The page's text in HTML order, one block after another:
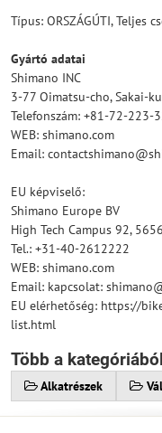
Típus: ORSZÁGÚTI, Teljes
Gyártó adatai
Shimano INC
3-77 Oimatsu-cho, Sakai-
Telefonszám: +81-72-
WEB: shimano.com
Email:
EU képviselő:
Shimano Europe BV
High Tech Campus 92,
Tel.: +31-40-2612222
WEB: shimano.com
Email: kapcsolat:
EU elérhetőség: https://
list.html
Több a kategóriából
Alkatrészek